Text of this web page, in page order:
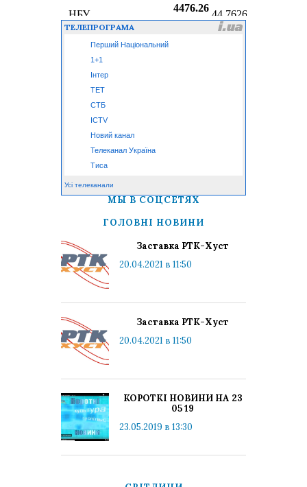
ТЕЛЕПРОГРАМА
Перший Національний
1+1
Інтер
ТЕТ
СТБ
ICTV
Новий канал
Телеканал Україна
Тиса
Усі телеканали
МЫ В СОЦСЕТЯХ
ГОЛОВНІ НОВИНИ
Заставка РТК-Хуст
20.04.2021 в 11:50
Заставка РТК-Хуст
20.04.2021 в 11:50
КОРОТКІ НОВИНИ НА 23
05 19
23.05.2019 в 13:30